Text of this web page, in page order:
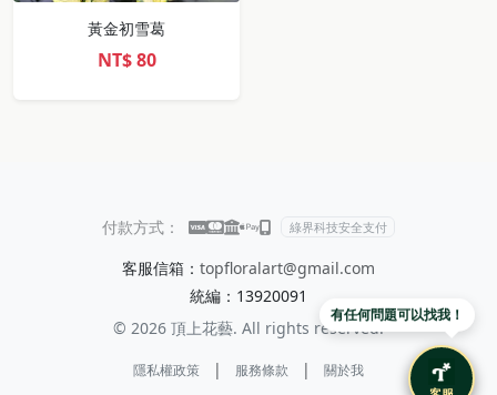
黃金初雪葛
NT$80
付款方式： 綠界科技安全支付
客服信箱： topfloralart@gmail.com
統編：13920091
© 2026 頂上花藝. All rights reserved.
隱私權政策 | 服務條款 | 關於我
有任何問題可以找我！